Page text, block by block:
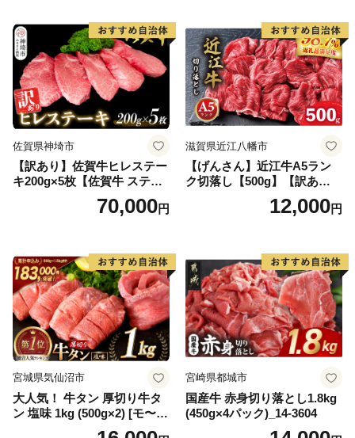
気】(H083106)
佐賀県神埼市
【訳あり】佐賀牛ヒレステー
キ200g×5枚【佐賀牛 ステー
キ ブランド肉 ヒレ肉 フィレ
肉 ジューシー ヘルシー】(H0
70,000円
滋賀県近江八幡市
【げんさん】近江牛A5ラン
ク切落し【500g】【訳あり】
12,000円
宮城県気仙沼市
大人気！ 牛タン 厚切り牛タ
ン 塩味 1kg (500g×2) [モ〜ラ
ンド 宮城県 気仙沼市 205646
宮崎県都城市
国産牛 赤身切り落とし1.8kg
(450g×4パック)_14-3604